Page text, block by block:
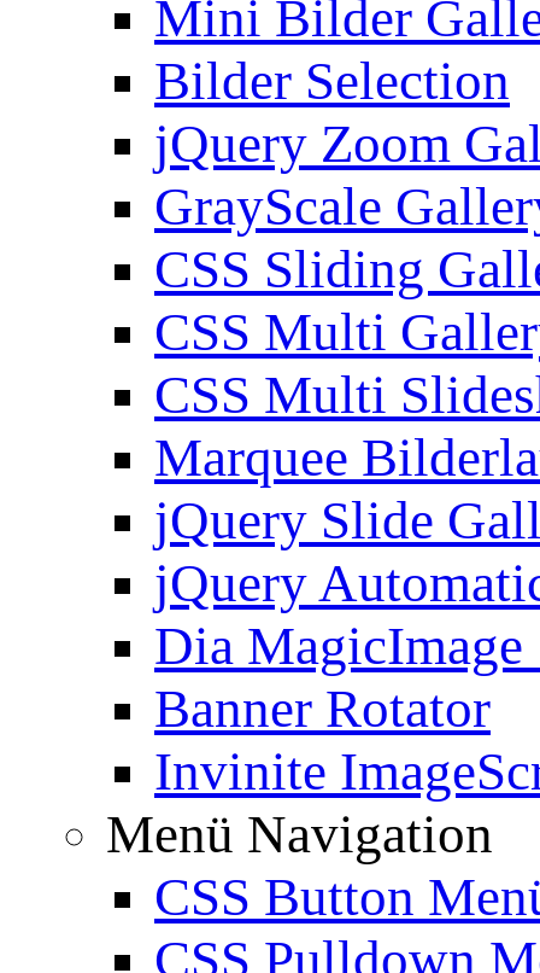
Mini Bilder
Bilder Selection
jQuery Zoom
GrayScale
CSS Sliding
CSS Multi
CSS Multi
Marquee
jQuery Slide
jQuery
Dia MagicImage
Banner Rotator
Invinite
Menü Navigation
CSS Button
CSS Pulldown